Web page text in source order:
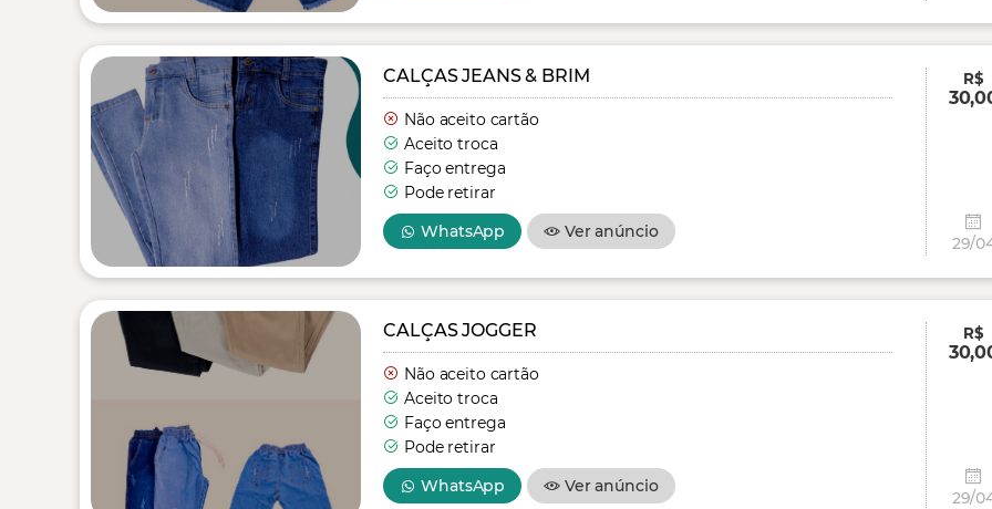
CALÇAS JEANS & BRIM
Não aceito cartão
Aceito troca
Faço entrega
Pode retirar
WhatsApp
Ver anúncio
R$
29/
CALÇAS JOGGER
Não aceito cartão
Aceito troca
Faço entrega
Pode retirar
WhatsApp
Ver anúncio
R$
29/